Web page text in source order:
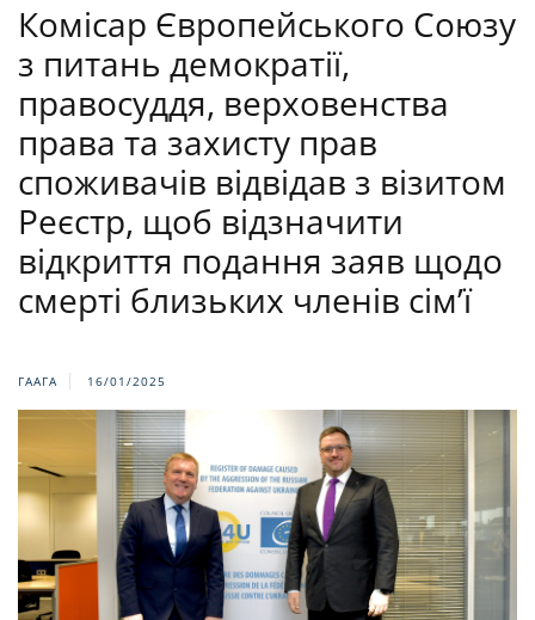
Комісар Європейського Союзу
з питань демократії,
правосуддя, верховенства
права та захисту прав
споживачів відвідав з візитом
Реєстр, щоб відзначити
відкриття подання заяв щодо
смерті близьких членів сім’ї
ГААГА 16/01/2025